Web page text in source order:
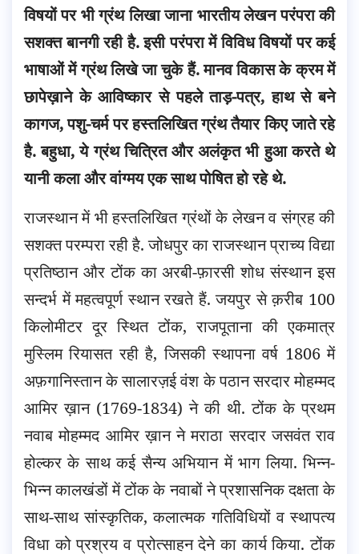
विषयों पर भी ग्रंथ लिखा जाना भारतीय लेखन परंपरा की
सशक्त बानगी रही है. इसी परंपरा में विविध विषयों पर कई
भाषाओं में ग्रंथ लिखे जा चुके हैं. मानव विकास के क्रम में
छापेख़ाने के आविष्कार से पहले ताड़-पत्र, हाथ से बने
कागज, पशु-चर्म पर हस्तलिखित ग्रंथ तैयार किए जाते रहे
है. बहुधा, ये ग्रंथ चित्रित और अलंकृत भी हुआ करते थे
यानी कला और वांग्मय एक साथ पोषित हो रहे थे.
राजस्थान में भी हस्तलिखित ग्रंथों के लेखन व संग्रह की
सशक्त परम्परा रही है. जोधपुर का राजस्थान प्राच्य विद्या
प्रतिष्ठान और टोंक का अरबी-फ़ारसी शोध संस्थान इस
सन्दर्भ में महत्वपूर्ण स्थान रखते हैं. जयपुर से क़रीब 100
किलोमीटर दूर स्थित टोंक, राजपूताना की एकमात्र
मुस्लिम रियासत रही है, जिसकी स्थापना वर्ष 1806 में
अफ़गानिस्तान के सालारज़ई वंश के पठान सरदार मोहम्मद
आमिर ख़ान (1769-1834) ने की थी. टोंक के प्रथम
नवाब मोहम्मद आमिर ख़ान ने मराठा सरदार जसवंत राव
होल्कर के साथ कई सैन्य अभियान में भाग लिया. भिन्न-
भिन्न कालखंडों में टोंक के नवाबों ने प्रशासनिक दक्षता के
साथ-साथ सांस्कृतिक, कलात्मक गतिविधियों व स्थापत्य
विधा को प्रश्रय व प्रोत्साहन देने का कार्य किया. टोंक